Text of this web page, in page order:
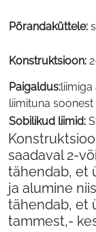
Põrandaküttele:
Konstruktsioon:
Paigaldus:liimiga
liimituna soonest
Sobilikud liimid:
saadaval 2-
tähendab, et
ja alumine
tähendab, et
tammest,-